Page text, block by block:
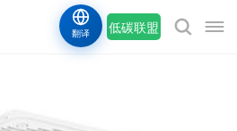
低碳联盟
翻译